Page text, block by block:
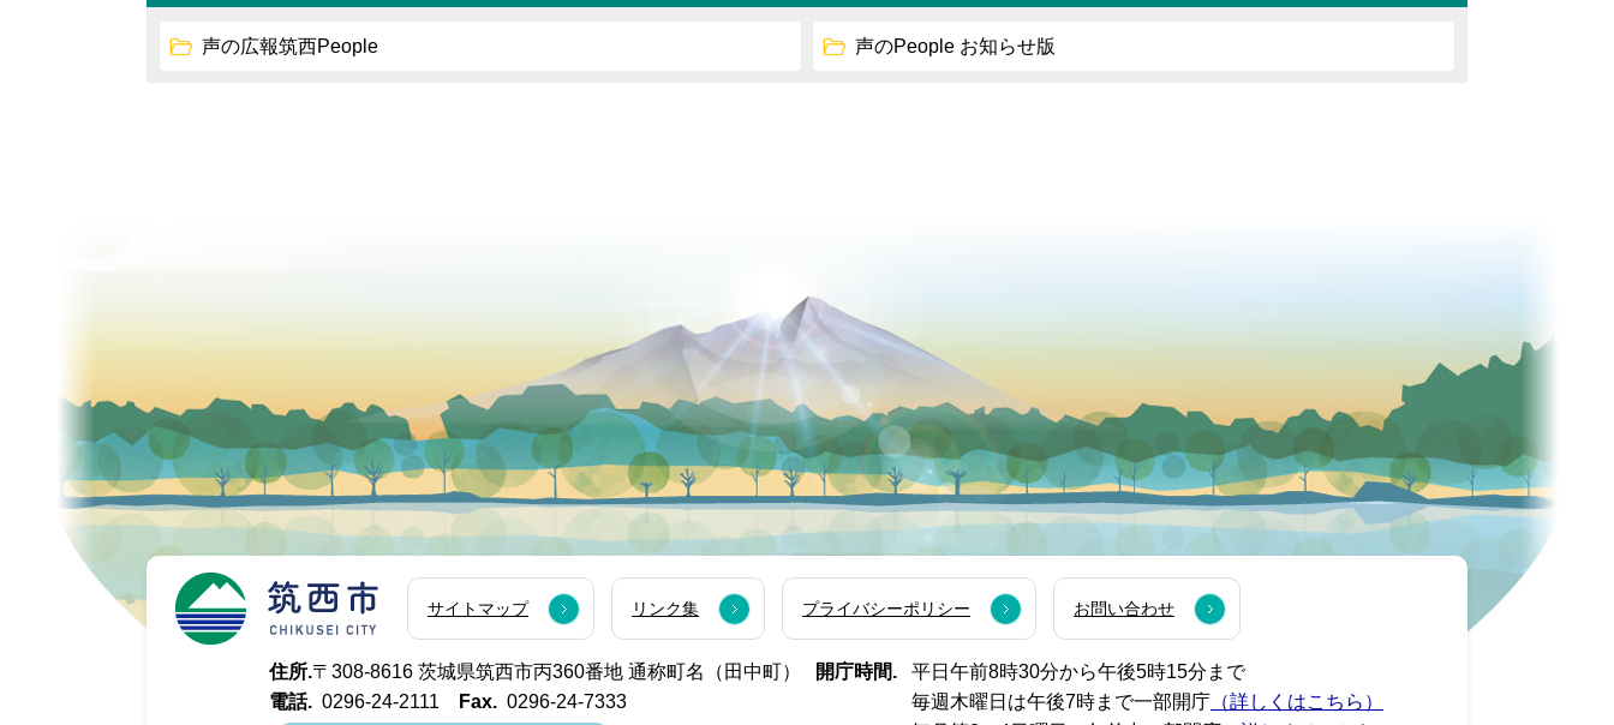
声の広報筑西People 声のPeople お知らせ版
サイトマップ リンク集 プライバシーポリシー お問い合わせ
住所.〒308-8616 茨城県筑西市丙360番地 通称町名（田中町）
電話. 0296-24-2111 Fax. 0296-24-7333
開庁時間.
平日午前8時30分から午後5時15分まで
毎週木曜日は午後7時まで一部開庁 （詳しくはこちら）